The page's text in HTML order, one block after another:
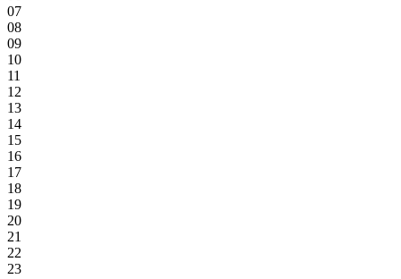
07
08
09
10
11
12
13
14
15
16
17
18
19
20
21
22
23